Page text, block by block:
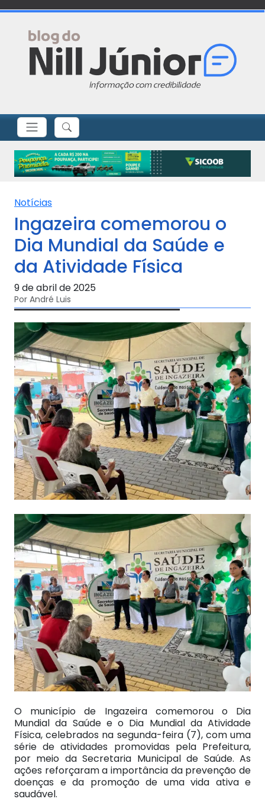
Notícias
Ingazeira comemorou o
Dia Mundial da Saúde e
da Atividade Física
9 de abril de 2025
Por André Luis
O município de Ingazeira comemorou o Dia
Mundial da Saúde e o Dia Mundial da Atividade
Física, celebrados na segunda-feira (7), com uma
série de atividades promovidas pela Prefeitura,
por meio da Secretaria Municipal de Saúde. As
ações reforçaram a importância da prevenção de
doenças e da promoção de uma vida ativa e
saudável.